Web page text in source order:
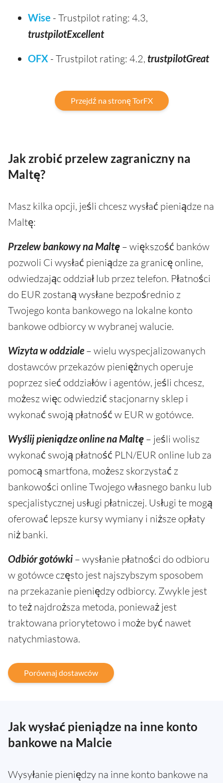
Wise - Trustpilot rating: 4.3,
trustpilotExcellent
OFX - Trustpilot rating: 4.2, trustpilotGreat
Przejdź na stronę TorFX
Jak zrobić przelew zagraniczny na
Maltę?
Masz kilka opcji, jeśli chcesz wysłać pieniądze na
Maltę:
Przelew bankowy na Maltę – większość banków
pozwoli Ci wysłać pieniądze za granicę online,
odwiedzając oddział lub przez telefon. Płatności
do EUR zostaną wysłane bezpośrednio z
Twojego konta bankowego na lokalne konto
bankowe odbiorcy w wybranej walucie.
Wizyta w oddziale– wielu wyspecjalizowanych
dostawców przekazów pieniężnych operuje
poprzez sieć oddziałów i agentów, jeśli chcesz,
możesz więc odwiedzić stacjonarny sklep i
wykonać swoją płatność w EUR w gotówce.
Wyślij pieniądze online na Maltę – jeśli wolisz
wykonać swoją płatność PLN/EUR online lub za
pomocą smartfona, możesz skorzystać z
bankowości online Twojego własnego banku lub
specjalistycznej usługi płatniczej. Usługi te mogą
oferować lepsze kursy wymiany i niższe opłaty
niż banki.
Odbiór gotówki – wysłanie płatności do odbioru
w gotówce często jest najszybszym sposobem
na przekazanie pieniędzy odbiorcy. Zwykle jest
to też najdroższa metoda, ponieważ jest
traktowana priorytetowo i może być nawet
natychmiastowa.
Porównaj dostawców
Jak wysłać pieniądze na inne konto
bankowe na Malcie
Wysyłanie pieniędzy na inne konto bankowe na